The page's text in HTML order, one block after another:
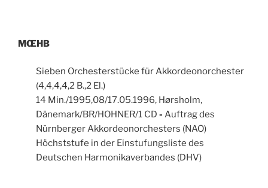
MŒHB
Sieben Orchesterstücke für Akkordeonorchester
(4,4,4,4,2 B.,2 El.)
14 Min./1995,08/17.05.1996, Hørsholm,
Dänemark/BR/HOHNER/1 CD - Auftrag des
Nürnberger Akkordeonorchesters (NAO)
Höchststufe in der Einstufungsliste des
Deutschen Harmonikaverbandes (DHV)